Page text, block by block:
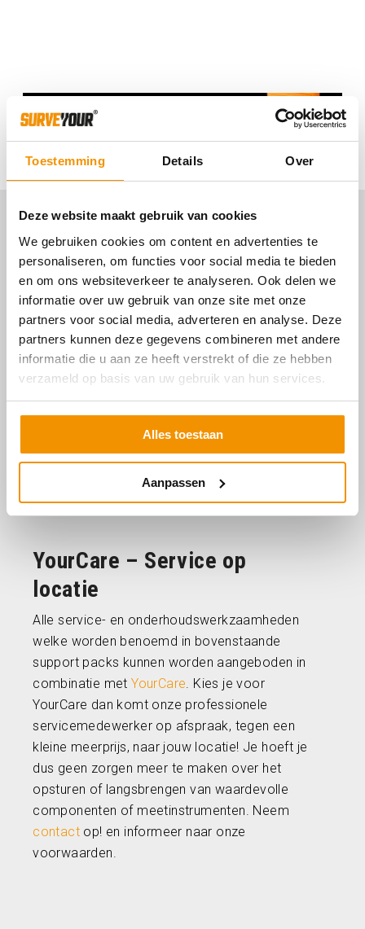
Toestemming Details Over
Deze website maakt gebruik van cookies
We gebruiken cookies om content en advertenties te
personaliseren, om functies voor social media te bieden
en om ons websiteverkeer te analyseren. Ook delen we
informatie over uw gebruik van onze site met onze
partners voor social media, adverteren en analyse. Deze
partners kunnen deze gegevens combineren met andere
informatie die u aan ze heeft verstrekt of die ze hebben
verzameld op basis van uw gebruik van hun services.
Alles toestaan
Aanpassen
YourCare – Service op
locatie
Alle service- en onderhoudswerkzaamheden
welke worden benoemd in bovenstaande
support packs kunnen worden aangeboden in
combinatie metYourCare . Kies je voor
YourCare dan komt onze professionele
servicemedewerker op afspraak, tegen een
kleine meerprijs, naar jouw locatie! Je hoeft je
dus geen zorgen meer te maken over het
opsturen of langsbrengen van waardevolle
componenten of meetinstrumenten. Neem
contactop! en informeer naar onze
voorwaarden.